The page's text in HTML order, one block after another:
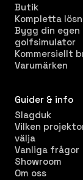
Butik
Kompletta
Bygg din egen
golfsimulator
Kommersiellt
Varumärken
Guider & info
Slagduk
Vilken
välja
Vanliga frågor
Showroom
Om oss